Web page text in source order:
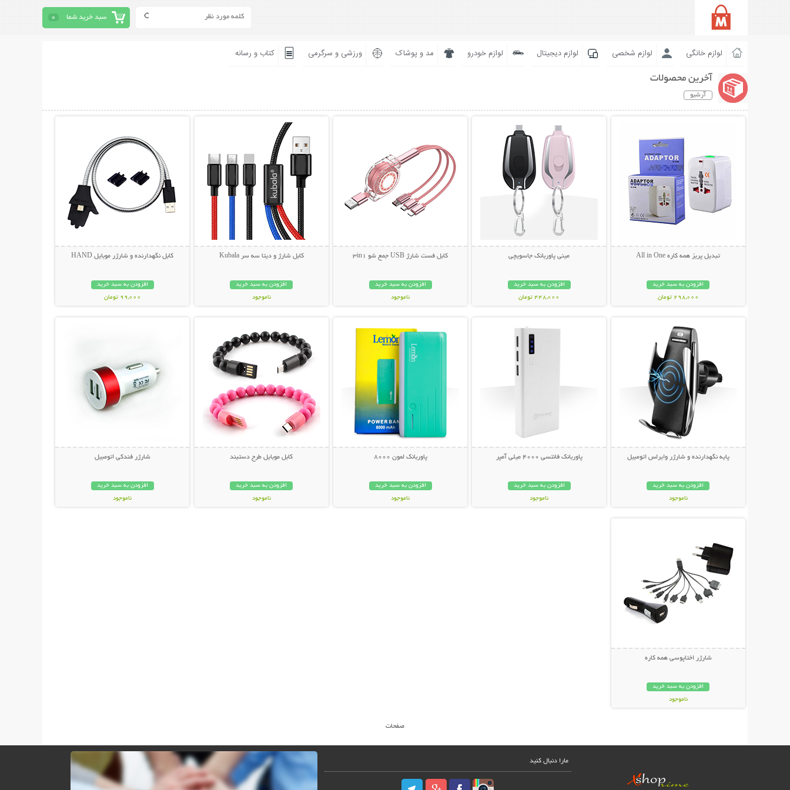
سبد خرید شما 0
لوازم خانگی لوازم شخصی لوازم دیجیتال لوازم خودرو مد و پوشاک ورزشی و سرگرمی کتاب و رسانه
آخرین محصولات
آرشیو
تبدیل پریز همه کاره All in One
افزودن به سبد خرید
298,000 تومان
مینی پاوربانک جاسویچی
افزودن به سبد خرید
448,000 تومان
کابل فست شارژ USB جمع شو 3in1
افزودن به سبد خرید
ناموجود
کابل شارژ و دیتا سه سر Kubala
افزودن به سبد خرید
ناموجود
کابل نگهدارنده و شارژر موبایل HAND
افزودن به سبد خرید
99,000 تومان
پایه نگهدارنده و شارژر وایرلس اتومبیل
افزودن به سبد خرید
ناموجود
پاوربانک فانتسی 4000 میلی آمپر
افزودن به سبد خرید
ناموجود
پاوربانک لمون 8000
افزودن به سبد خرید
ناموجود
کابل موبایل طرح دستبند
افزودن به سبد خرید
ناموجود
شارژر فندکی اتومبیل
افزودن به سبد خرید
ناموجود
شارژر اختاپوسی همه کاره
افزودن به سبد خرید
ناموجود
صفحات
مارا دنبال کنید